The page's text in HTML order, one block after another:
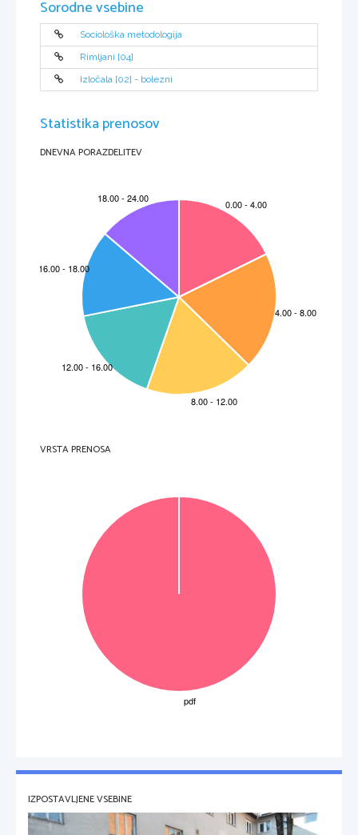
Slika 4 / 4. sz. kép
(Vir: Atlas sveta za osnovne in srednje šole,
Stanley Thornes Publishers. Cheltenham GL1 YD. England)
Sorodne vsebine
Sociološka metodologija
Rimljani [04]
Izločala [02] - bolezni
Statistika prenosov
DNEVNA PORAZDELITEV
VRSTA PRENOSA
IZPOSTAVLJENE VSEBINE